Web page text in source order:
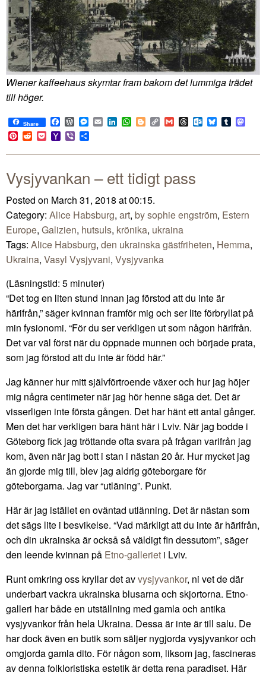
Wiener kaffeehaus skymtar fram bakom det lummiga trädet
till höger.
Share Facebook
WordPress
Messenger
EmailLinkedIn
WhatsApp
BloggerCopy
Link
GmailThreadsOutlook.com
BlueskyTumblr
Pinterest
RedditPocketYahoo
Mail
Viber
Vysjyvankan – ett tidigt pass
Posted on March 31, 2018 at 00:15.
Category: Alice Habsburg, art, by sophie engström, Estern
Europe, Galizien, hutsuls, krönika, ukraina
Tags: Alice Habsburg, den ukrainska gästfriheten, Hemma,
Ukraina, Vasyl Vysjyvani, Vysjyvanka
(Läsningstid: 5 minuter)
“Det tog en liten stund innan jag förstod att du inte är
härifrån,” säger kvinnan framför mig och ser lite förbryllat på
min fysionomi. “För du ser verkligen ut som någon härifrån.
Det var väl först när du öppnade munnen och började prata,
som jag förstod att du inte är född här.”
Jag känner hur mitt självförtroende växer och hur jag höjer
mig några centimeter när jag hör henne säga det. Det är
visserligen inte första gången. Det har hänt ett antal gånger.
Men det har verkligen bara hänt här i Lviv. När jag bodde i
Göteborg fick jag tröttande ofta svara på frågan varifrån jag
kom, även när jag bott i stan i nästan 20 år. Hur mycket jag
än gjorde mig till, blev jag aldrig göteborgare för
göteborgarna. Jag var “utläning”. Punkt.
Här är jag istället en oväntad utlänning. Det är nästan som
det sägs lite i besvikelse. “Vad märkligt att du inte är härifrån,
och din ukrainska är också så väldigt fin dessutom”, säger
den leende kvinnan på Etno-galleriet i Lviv.
Runt omkring oss kryllar det avvysjyvankor, ni vet de där
underbart vackra ukrainska blusarna och skjortorna. Etno-
galleri har både en utställning med gamla och antika
vysjyvankor från hela Ukraina. Dessa är inte är till salu. De
har dock även en butik som säljer nygjorda vysjyvankor och
omgjorda gamla dito. För någon som, liksom jag, fascineras
av denna folkloristiska estetik är detta rena paradiset. Här